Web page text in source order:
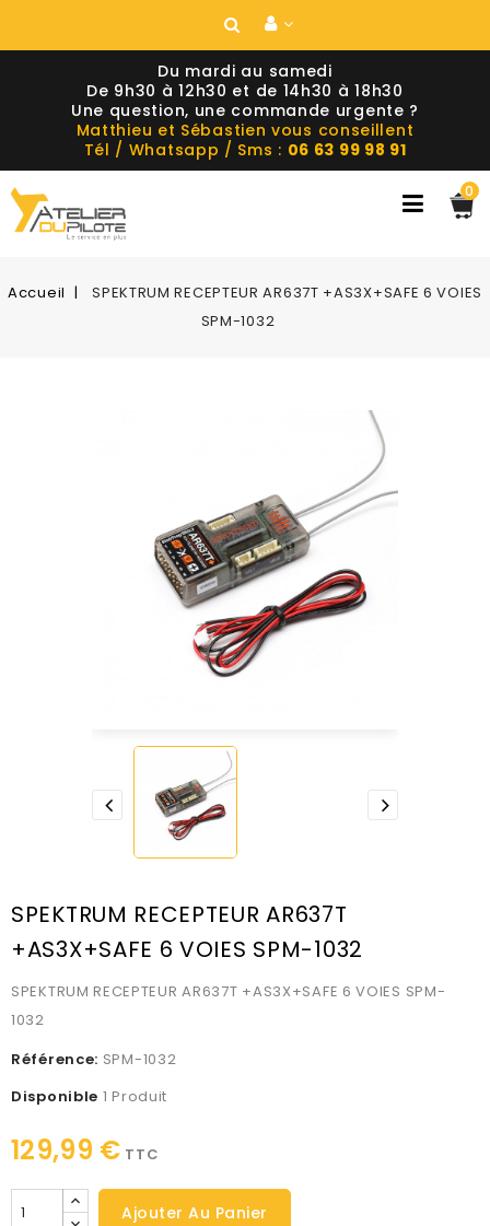
Du mardi au samedi
De 9h30 à 12h30 et de 14h30 à 18h30
Une question, une commande urgente ?
Matthieu et Sébastien vous conseillent
Tél / Whatsapp / Sms : 06 63 99 98 91
0
Accueil
SPEKTRUM RECEPTEUR AR637T +AS3X+SAFE 6 VOIES
SPM-1032
SPEKTRUM RECEPTEUR AR637T
+AS3X+SAFE 6 VOIES SPM-1032
SPEKTRUM RECEPTEUR AR637T +AS3X+SAFE 6 VOIES SPM-
1032
Référence: SPM-1032
Disponible 1 Produit
129,99 € TTC
Ajouter Au Panier